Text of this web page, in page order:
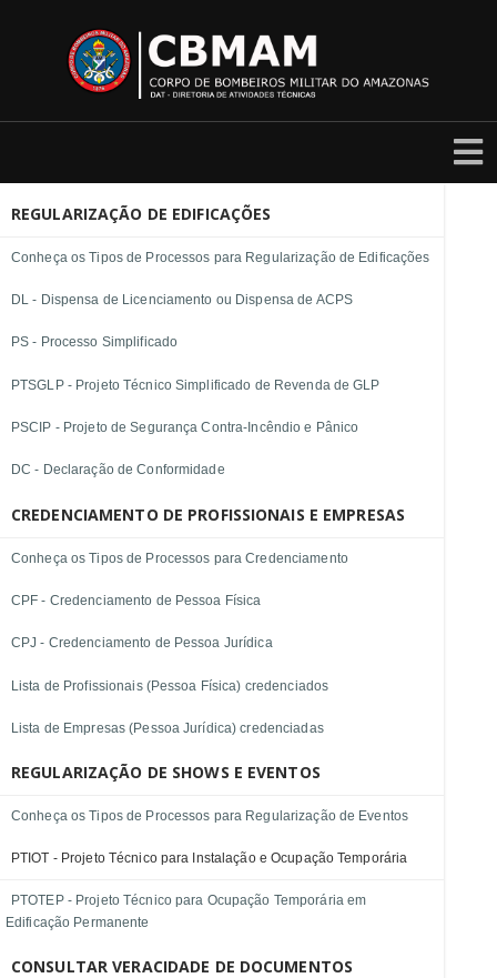
REGULARIZAÇÃO DE EDIFICAÇÕES
Conheça os Tipos de Processos para Regularização de Edificações
DL - Dispensa de Licenciamento ou Dispensa de ACPS
PS - Processo Simplificado
PTSGLP - Projeto Técnico Simplificado de Revenda de GLP
PSCIP - Projeto de Segurança Contra-Incêndio e Pânico
DC - Declaração de Conformidade
CREDENCIAMENTO DE PROFISSIONAIS E EMPRESAS
Conheça os Tipos de Processos para Credenciamento
CPF - Credenciamento de Pessoa Física
CPJ - Credenciamento de Pessoa Jurídica
Lista de Profissionais (Pessoa Física) credenciados
Lista de Empresas (Pessoa Jurídica) credenciadas
REGULARIZAÇÃO DE SHOWS E EVENTOS
Conheça os Tipos de Processos para Regularização de Eventos
PTIOT - Projeto Técnico para Instalação e Ocupação Temporária
PTOTEP - Projeto Técnico para Ocupação Temporária em
Edificação Permanente
CONSULTAR VERACIDADE DE DOCUMENTOS